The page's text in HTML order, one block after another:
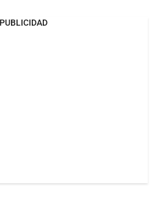
PUBLICIDAD